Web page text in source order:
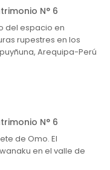
N° 6
del espacio en
rupestres en los
Arequipa-Perú
N° 6
de Omo. El
en el valle de